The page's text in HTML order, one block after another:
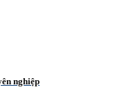
nghiệp